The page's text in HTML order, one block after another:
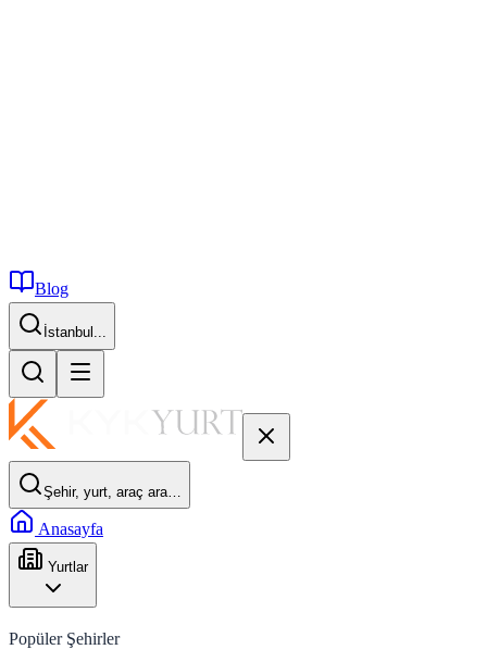
Blog
İstanbul...
Şehir, yurt, araç ara…
Anasayfa
Yurtlar
Popüler Şehirler